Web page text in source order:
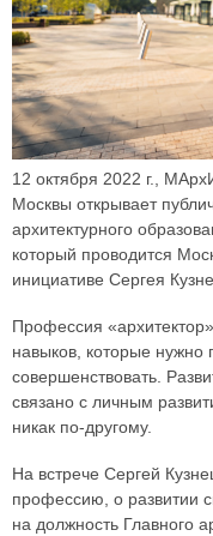
12 октября 2022 г.,
Москвы открывает
архитектурного
который проводится
инициативе Сергея
Профессия
навыков, которые нужно
совершенствовать.
связано с личным
никак по-другому.
На встрече Сергей
профессию, о развитии
на должность Главного